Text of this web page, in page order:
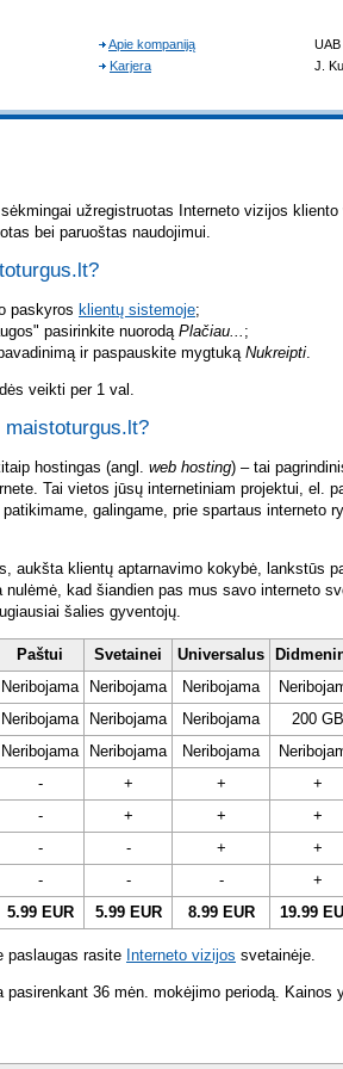
užregistruotas Interneto vizijos kliento
bei paruoštas naudojimui.
paskyros klientų sistemoje;
pasirinkite nuorodą Plačiau... ;
ir paspauskite mygtuką Nukreipti.
veikti per 1 val.
hostingas (angl. web hosting) – tai
Tai vietos jūsų internetiniam projektui, el.
galingame, prie spartaus interneto
aukšta klientų aptarnavimo kokybė, lankstūs
nulėmė, kad šiandien pas mus savo interneto
šalies gyventojų.
Paštui Svetainei Universalus
Neribojama Neribojama Neribojama
Neribojama Neribojama Neribojama
200 GB
Neribojama Neribojama Neribojama
- + +
+
- + +
+
- - +
+
- - -
+
5.99 EUR 5.99 EUR 8.99 EUR 19.99
paslaugas rasite Interneto vizijos svetainėje.
pasirenkant 36 mėn. mokėjimo periodą. Kainos